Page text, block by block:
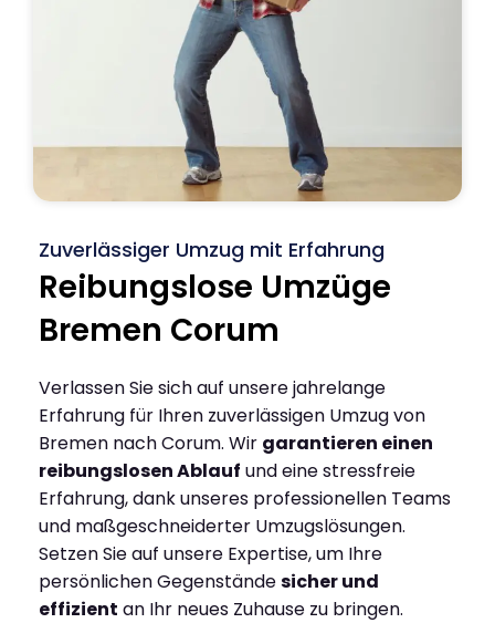
Zuverlässiger Umzug mit Erfahrung
Reibungslose Umzüge
Bremen Corum
Verlassen Sie sich auf unsere jahrelange
Erfahrung für Ihren zuverlässigen Umzug von
Bremen nach Corum. Wir garantieren einen
reibungslosen Ablauf und eine stressfreie
Erfahrung, dank unseres professionellen Teams
und maßgeschneiderter Umzugslösungen.
Setzen Sie auf unsere Expertise, um Ihre
persönlichen Gegenständesicher und
effizient an Ihr neues Zuhause zu bringen.